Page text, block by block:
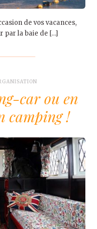
de vos vacances,
par la baie de […]
car ou en
camping !